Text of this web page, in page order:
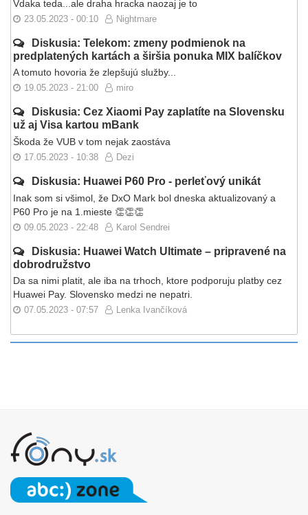
Vdaka teda...ale draha hracka naozaj je to
23.05.2023 - 00:10 Nightmare
Diskusia: Telekom: zmeny podmienok na
predplatených kartách a širšia ponuka MIX balíčkov
A tomuto hovoria že zlepšujú služby...
19.05.2023 - 21:00 miro
Diskusia: Cez Xiaomi Pay zaplatíte na Slovensku
už aj Visa kartou mBank
Škoda že VUB v tom nejak zaostáva
17.05.2023 - 10:38 Dezi
Diskusia: Huawei P60 Pro - perleťový unikát
Inak som si všimol, že DxO Mark bol dneska aktualizovaný a
P60 Pro je na 1.mieste 👏👏👏
09.05.2023 - 22:48 Karol Sendrei
Diskusia: Huawei Watch Ultimate – pripravené na
dobrodružstvo
Da sa nimi platit, ale iba na trhoch, ktore podporuju platby cez
Huawei Pay. Slovensko medzi ne nepatri.
07.05.2023 - 07:57 Lenka Ivančíková